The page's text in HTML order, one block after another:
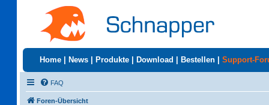
Home News Produkte Download Bestellen Support-
FAQ
Foren-Übersicht